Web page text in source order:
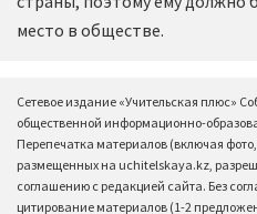
место в обществе.
Сетевое издание «Учительская плюс»
общественной информационно-
Перепечатка материалов (включая
размещенных на uchitelskaya.kz,
соглашению с редакцией сайта. Без
цитирование материалов (1-2